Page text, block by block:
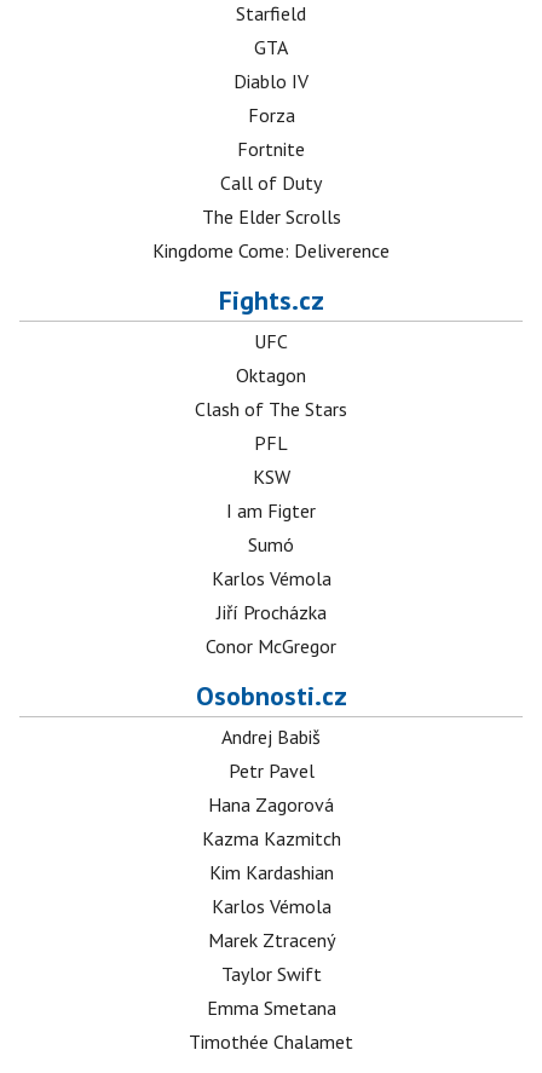
Starfield
GTA
Diablo IV
Forza
Fortnite
Call of Duty
The Elder Scrolls
Kingdome Come: Deliverence
Fights.cz
UFC
Oktagon
Clash of The Stars
PFL
KSW
I am Figter
Sumó
Karlos Vémola
Jiří Procházka
Conor McGregor
Osobnosti.cz
Andrej Babiš
Petr Pavel
Hana Zagorová
Kazma Kazmitch
Kim Kardashian
Karlos Vémola
Marek Ztracený
Taylor Swift
Emma Smetana
Timothée Chalamet